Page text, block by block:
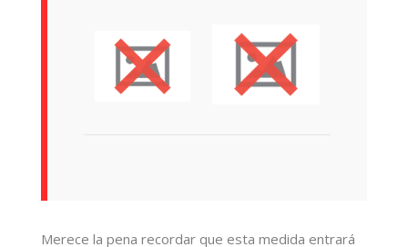
Merece la pena recordar que esta medida entrará